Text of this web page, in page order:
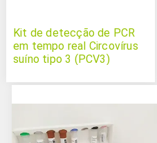
Kit de detecção de PCR
em tempo real Circovírus
suíno tipo 3 (PCV3)